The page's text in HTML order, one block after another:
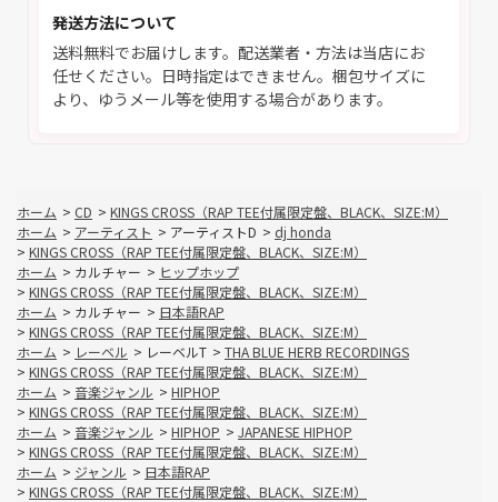
発送方法について
送料無料でお届けします。配送業者・方法は当店にお
任せください。日時指定はできません。梱包サイズに
より、ゆうメール等を使用する場合があります。
ホーム > CD > KINGS CROSS（RAP TEE付属限定盤、BLACK、SIZE:M）
ホーム > アーティスト > アーティストD > dj honda
> KINGS CROSS（RAP TEE付属限定盤、BLACK、SIZE:M）
ホーム > カルチャー > ヒップホップ
> KINGS CROSS（RAP TEE付属限定盤、BLACK、SIZE:M）
ホーム > カルチャー > 日本語RAP
> KINGS CROSS（RAP TEE付属限定盤、BLACK、SIZE:M）
ホーム > レーベル > レーベルT > THA BLUE HERB RECORDINGS
> KINGS CROSS（RAP TEE付属限定盤、BLACK、SIZE:M）
ホーム > 音楽ジャンル > HIPHOP
> KINGS CROSS（RAP TEE付属限定盤、BLACK、SIZE:M）
ホーム > 音楽ジャンル > HIPHOP > JAPANESE HIPHOP
> KINGS CROSS（RAP TEE付属限定盤、BLACK、SIZE:M）
ホーム > ジャンル > 日本語RAP
> KINGS CROSS（RAP TEE付属限定盤、BLACK、SIZE:M）